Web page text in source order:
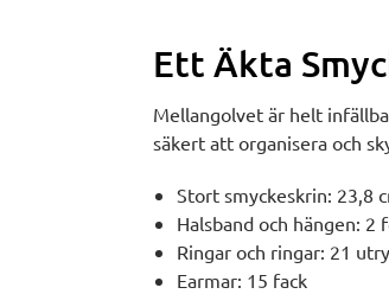
Ett Äkta
Mellangolvet är helt
säkert att organisera och
Stort smyckeskrin: 23,8
Halsband och hängen:
Ringar och ringar: 21
Earmar: 15 fack